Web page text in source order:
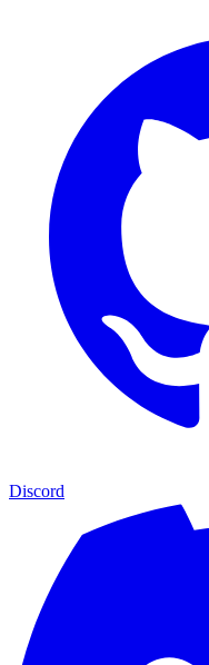
Discord